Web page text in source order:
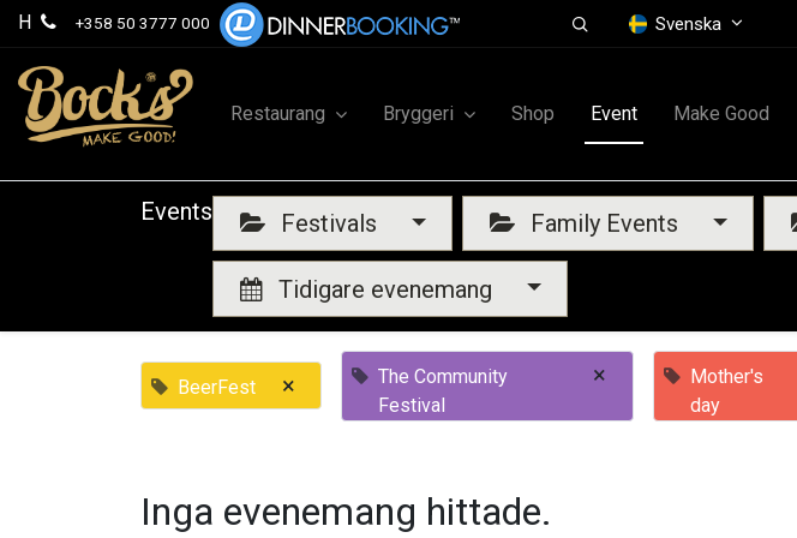
H +358 50 3777 000 Svenska
Restaurang Bryggeri Shop Event Make Good
Events Festivals Family Events
Tidigare evenemang
BeerFest ×
The Community
Festival
×
Mother's
day
Inga evenemang hittade.